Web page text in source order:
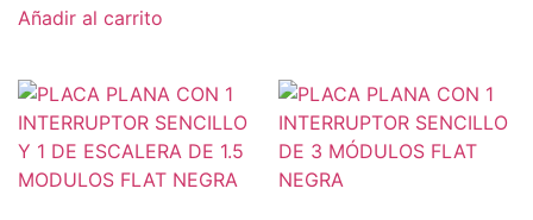
Añadir al carrito